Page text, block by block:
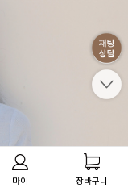
마이 장바구니